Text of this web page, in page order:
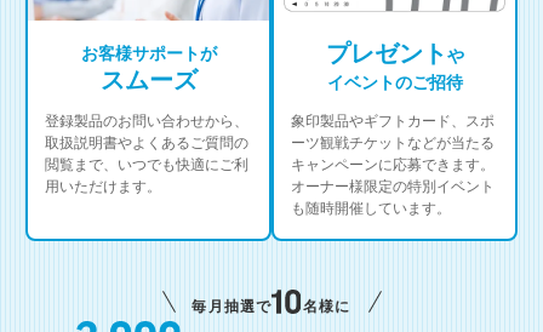
お客様サポートが
スムーズ
登録製品のお問い合わせから、
取扱説明書やよくあるご質問の
閲覧まで、いつでも快適にご利
用いただけます。
プレゼントや
イベントのご招待
象印製品やギフトカード、スポ
ーツ観戦チケットなどが当たる
キャンペーンに応募できます。
オーナー様限定の特別イベント
も随時開催しています。
毎月抽選で 名様に